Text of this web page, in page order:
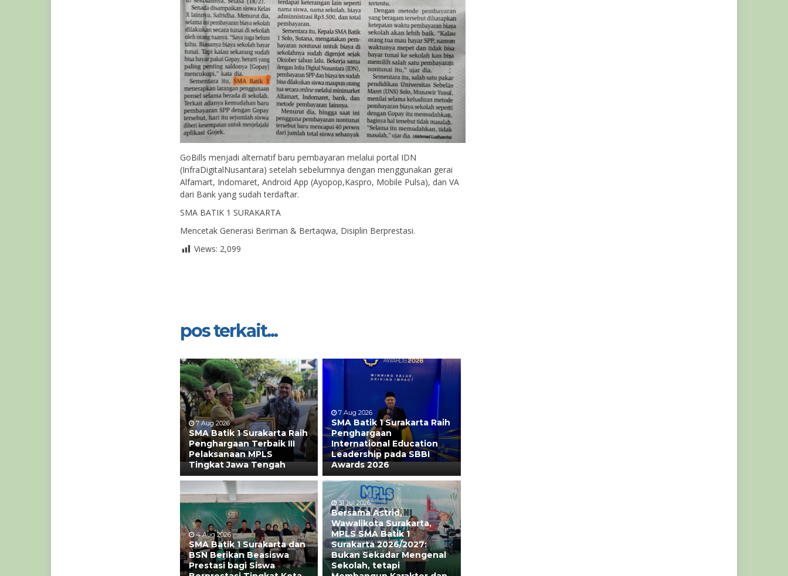
GoBills menjadi alternatif baru pembayaran melalui portal IDN
(InfraDigitalNusantara) setelah sebelumnya dengan menggunakan gerai
Alfamart, Indomaret, Android App (Ayopop,Kaspro, Mobile Pulsa), dan VA
dari Bank yang sudah terdaftar.
SMA BATIK 1 SURAKARTA
Mencetak Generasi Beriman & Bertaqwa, Disiplin Berprestasi.
Views: 2,099
pos terkait...
7 Aug 2026
SMA Batik 1 Surakarta Raih
Penghargaan Terbaik III
Pelaksanaan MPLS
Tingkat Jawa Tengah
7 Aug 2026
SMA Batik 1 Surakarta Raih
Penghargaan
International Education
Leadership pada SBBI
Awards 2026
4 Aug 2026
SMA Batik 1 Surakarta dan
BSN Berikan Beasiswa
Prestasi bagi Siswa
31 Jul 2026
Bersama Astrid,
Wawalikota Surakarta,
MPLS SMA Batik 1
Surakarta 2026/2027:
Bukan Sekadar Mengenal
Sekolah, tetapi